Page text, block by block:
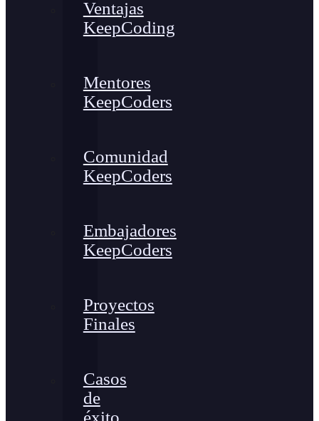
Ventajas
KeepCoding
Mentores
KeepCoders
Comunidad
KeepCoders
Embajadores
KeepCoders
Proyectos
Finales
Casos
de
éxito